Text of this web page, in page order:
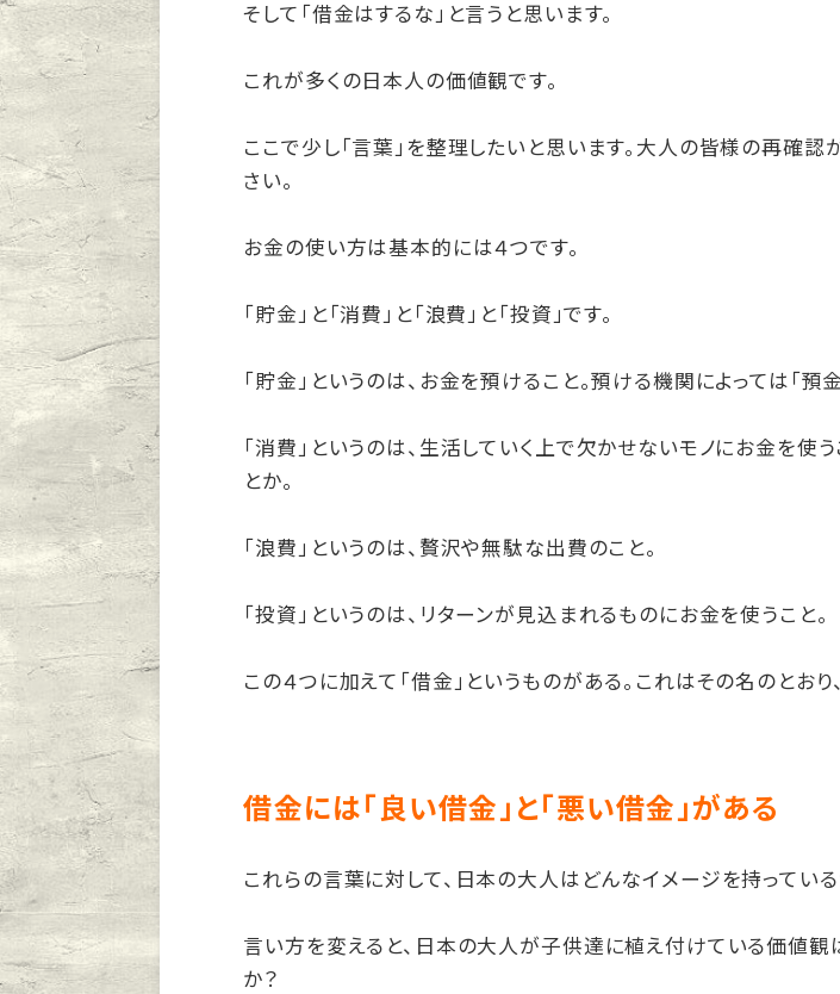
そして「借金はするな」と言うと思います。
これが多くの日本人の価値観です。
ここで少し「言葉」を整理したいと思います。大人の皆様の再確認
さい。
お金の使い方は基本的には４つです。
「貯金」と「消費」と「浪費」と「投資」です。
「貯金」というのは、お金を預けること。預ける機関によっては「預
「消費」というのは、生活していく上で欠かせないモノにお金を使
とか。
「浪費」というのは、贅沢や無駄な出費のこと。
「投資」というのは、リターンが見込まれるものにお金を使うこと。
この４つに加えて「借金」というものがある。これはその名のとおり
借金には「良い借金」と「悪い借金」がある
これらの言葉に対して、日本の大人はどんなイメージを持っている
言い方を変えると、日本の大人が子供達に植え付けている価値観
か？